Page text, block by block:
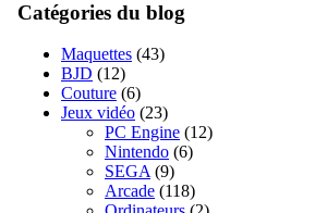
Catégories du blog
Maquettes (43)
BJD (12)
Couture (6)
Jeux vidéo (23)
PC Engine (12)
Nintendo (6)
SEGA (9)
Arcade (118)